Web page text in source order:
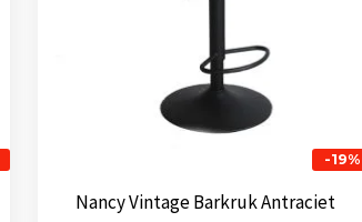
-19%
Nancy Vintage Barkruk Antraciet